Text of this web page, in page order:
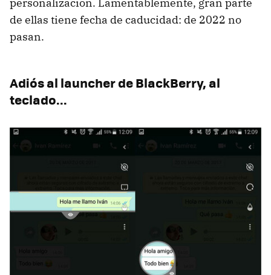
de ellas tiene fecha de caducidad: de 2022 no
pasan.
Adiós al launcher de BlackBerry, al
teclado...